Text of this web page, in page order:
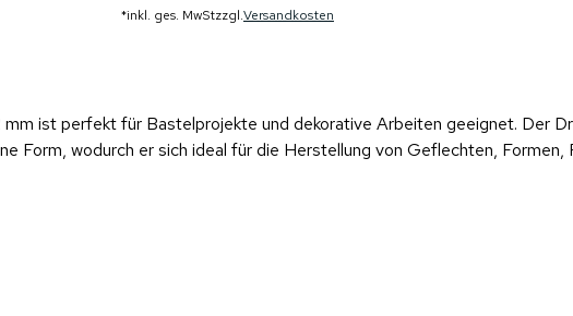
*inkl. ges. MwStzzgl.Versandkosten
ist perfekt für Bastelprojekte und dekorative Arbeiten geeignet. Der
Form, wodurch er sich ideal für die Herstellung von Geflechten, Formen,